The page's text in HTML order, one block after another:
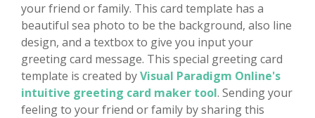
your friend or family. This card template has a
beautiful sea photo to be the background, also line
design, and a textbox to give you input your
greeting card message. This special greeting card
template is created byVisual Paradigm Online's
intuitive greeting card maker tool. Sending your
feeling to your friend or family by sharing this